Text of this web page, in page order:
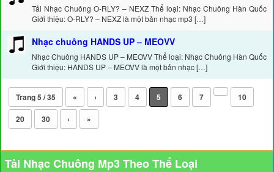
Tải Nhạc Chuông O-RLY? – NEXZ Thể loại: Nhạc Chuông Hàn Quốc
Giới thiệu: O-RLY? – NEXZ là một bản nhạc mp3 […]
Nhạc chuông HANDS UP – MEOVV
Nhạc Chuông HANDS UP – MEOVV Thể loại: Nhạc Chuông Hàn Quốc
Giới thiệu: HANDS UP – MEOVV là một bản nhạc […]
Trang 5 / 35 « ‹ 3 4 5 6 7
10
20
30 › »
Tải Nhạc Chuông Mp3 Theo Thể Loại